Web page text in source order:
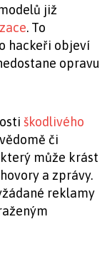
již
. To
hackeři objeví
opravu
škodlivého
či
může krást
a zprávy.
reklamy